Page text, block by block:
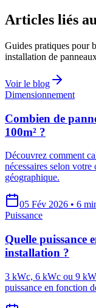
Articles liés
Guides pratiques pour
installation de
Voir le blog
Dimensionnement
Combien de
100m² ?
Découvrez comment
nécessaires selon
géographique.
05 Fév 2026 • 6
Puissance
Quelle puissance
installation ?
3 kWc, 6 kWc ou 9
puissance en fonction